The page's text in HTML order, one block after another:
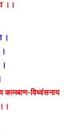
।।
।
कामबाण-विध्वंसनाय